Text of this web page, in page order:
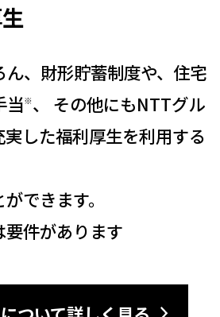
、財形貯蓄制度や、住宅
当※ 、 その他にもNTTグル
した福利厚生を利用する
できます。
件があります